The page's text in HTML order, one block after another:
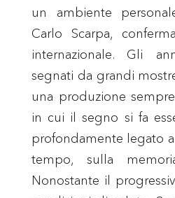
un ambiente
Carlo Scarpa,
internazionale. Gli
segnati da grandi
una produzione
in cui il segno si fa
profondamente legato a
tempo, sulla
Nonostante il